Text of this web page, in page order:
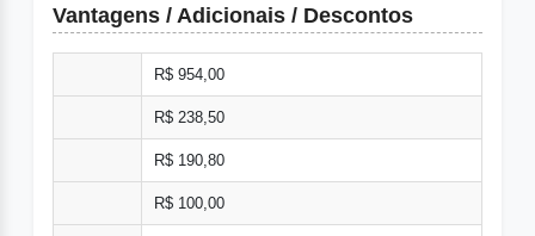
Vantagens / Adicionais / Descontos
R$ 954,00
R$ 238,50
R$ 190,80
R$ 100,00